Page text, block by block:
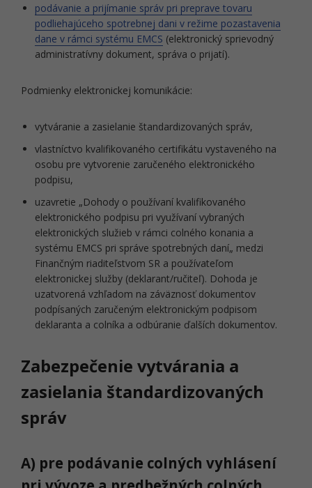
podávanie a prijímanie správ pri preprave tovaru
podliehajúceho spotrebnej dani v režime pozastavenia
dane v rámci systému EMCS (elektronický sprievodný
administratívny dokument, správa o prijatí).
Podmienky elektronickej komunikácie:
vytváranie a zasielanie štandardizovaných správ,
vlastníctvo kvalifikovaného certifikátu vystaveného na
osobu pre vytvorenie zaručeného elektronického
podpisu,
uzavretie „Dohody o používaní kvalifikovaného
elektronického podpisu pri využívaní vybraných
elektronických služieb v rámci colného konania a
systému EMCS pri správe spotrebných daní„ medzi
Finančným riaditeľstvom SR a používateľom
elektronickej služby (deklarant/ručiteľ). Dohoda je
uzatvorená vzhľadom na záväznosť dokumentov
podpísaných zaručeným elektronickým podpisom
deklaranta a colníka a odbúranie ďalších dokumentov.
Zabezpečenie vytvárania a
zasielania štandardizovaných
správ
A) pre podávanie colných vyhlásení